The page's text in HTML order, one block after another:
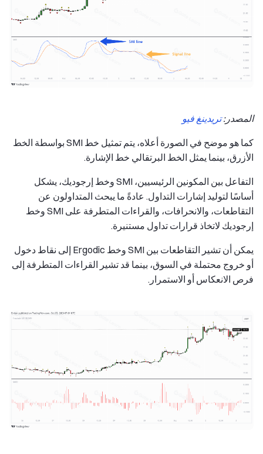
المصدر:تريدينغ فيو
كما هو موضح في الصورة أعلاه، يتم تمثيل خط SMI بواسطة الخط
الأزرق، بينما يمثل الخط البرتقالي خط الإشارة.
التفاعل بين المكونين الرئيسيين، SMI وخط إرجوديك، يشكل
أساسًا لتوليد إشارات التداول. عادةً ما يبحث المتداولون عن
التقاطعات، والانحرافات، والقراءات المتطرفة على SMI وخط
إرجوديك لاتخاذ قرارات تداول مستنيرة.
يمكن أن تشير التقاطعات بين SMI وخط Ergodic إلى نقاط دخول
أو خروج محتملة في السوق، بينما قد تشير القراءات المتطرفة إلى
فرص الانعكاس أو الاستمرار.